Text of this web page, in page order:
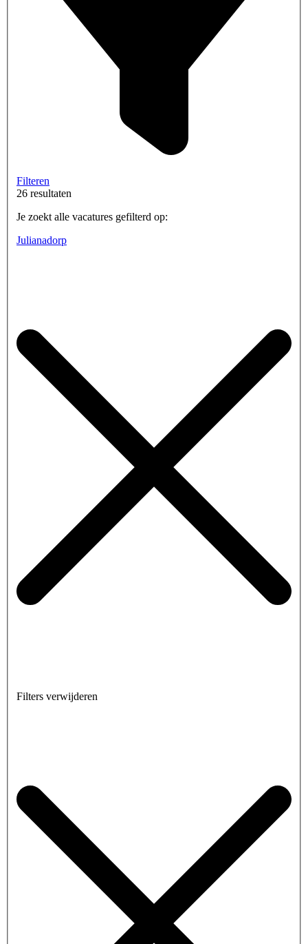
Filteren
26 resultaten
Je zoekt alle vacatures gefilterd op:
Julianadorp
Filters verwijderen